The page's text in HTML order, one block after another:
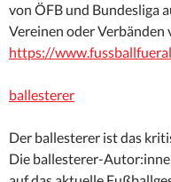
von ÖFB und Bundesliga
Vereinen oder Verbänden
https://
ballesterer
Der ballesterer ist das
Die ballesterer-